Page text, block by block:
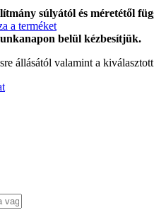
súlyától és méretétől
a terméket
belül kézbesítjük.
állásától valamint a